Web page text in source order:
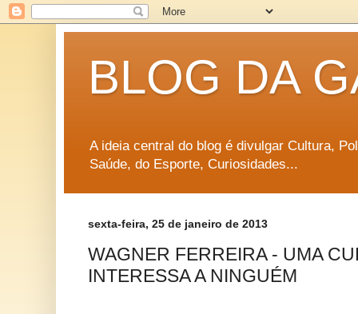
BLOG DA
A ideia central do blog é divulgar Cultura,
Saúde, do Esporte, Curiosidades...
sexta-feira, 25 de janeiro de 2013
WAGNER FERREIRA - UMA
INTERESSA A NINGUÉM